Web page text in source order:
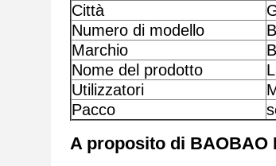
Città
Numero di modello
Marchio
Nome del prodotto
Utilizzatori
Pacco
A proposito di BAOBAO